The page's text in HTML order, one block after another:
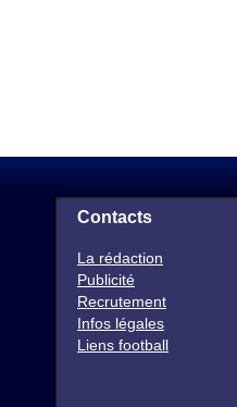
Contacts
La rédaction
Publicité
Recrutement
Infos légales
Liens football